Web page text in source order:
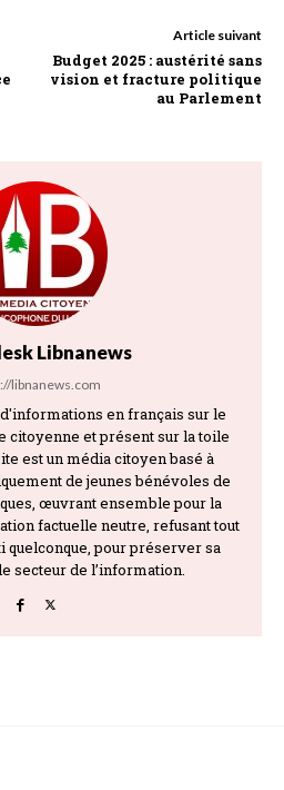
Article suivant
Budget 2025 : austérité sans
vision et fracture politique
au Parlement
Libnanews
libnanews.com
en français sur le
citoyenne et présent sur la toile
est un média citoyen basé à
de jeunes bénévoles de
œuvrant ensemble pour la
factuelle neutre, refusant tout
quelconque, pour préserver sa
secteur de l’information.